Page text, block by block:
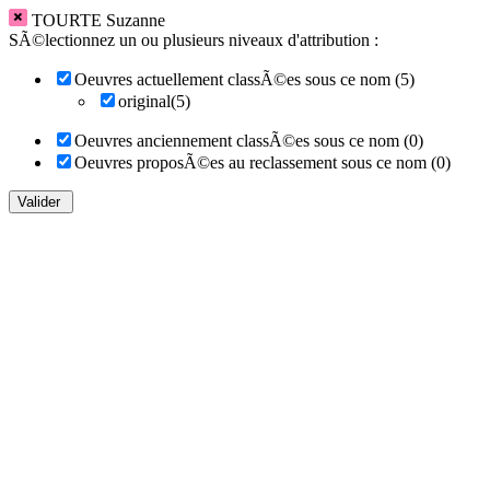
TOURTE Suzanne
SÃ©lectionnez un ou plusieurs niveaux d'attribution :
Oeuvres actuellement classÃ©es sous ce nom (5)
original(5)
Oeuvres anciennement classÃ©es sous ce nom (0)
Oeuvres proposÃ©es au reclassement sous ce nom (0)
Valider